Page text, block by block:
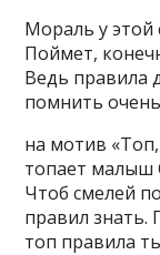
Мораль у этой
Поймет,
Ведь правила
помнить
на мотив
топает малыш
Чтоб смелей
правил знать.
топ правила